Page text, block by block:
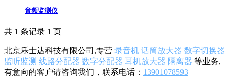
音频监测仪
共 1 条记录 1 页
北京乐士达科技有限公司,专营 录音机 话筒放大器 数字切换器
监听监测 线路分配器 数字分配器 耳机放大器 隔离器 等业务,
有意向的客户请咨询我们，联系电话： 13901078593